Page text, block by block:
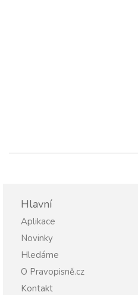
Hlavní
Aplikace
Novinky
Hledáme
O Pravopisně.cz
Kontakt